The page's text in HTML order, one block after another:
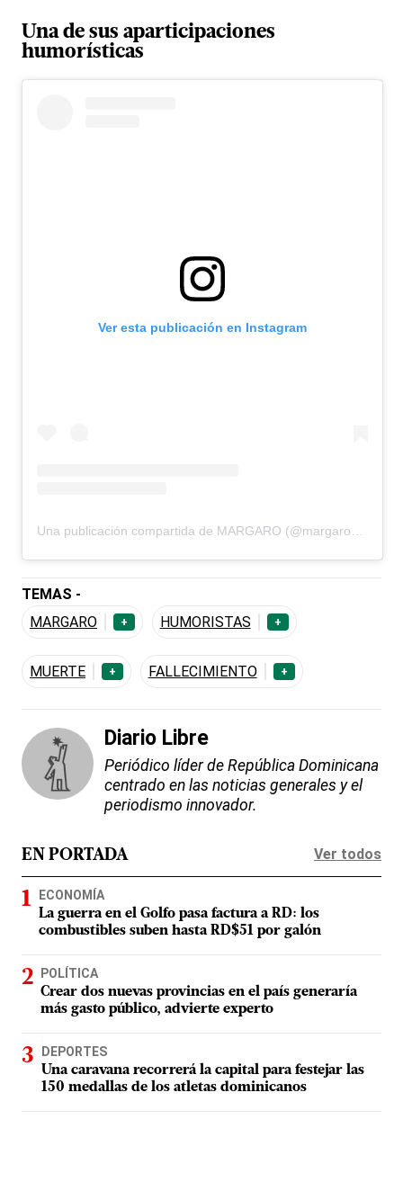
Una de sus aparticipaciones
humorísticas
Ver esta publicación en Instagram
TEMAS -
MARGARO
+ HUMORISTAS +
MUERTE + FALLECIMIENTO +
Diario Libre
Periódico líder de República Dominicana
centrado en las noticias generales y el
periodismo innovador.
EN PORTADA Ver todos
ECONOMÍA
La guerra en el Golfo pasa factura a RD: los
combustibles suben hasta RD$51 por galón
POLÍTICA
Crear dos nuevas provincias en el país generaría
más gasto público, advierte experto
DEPORTES
Una caravana recorrerá la capital para festejar las
150 medallas de los atletas dominicanos